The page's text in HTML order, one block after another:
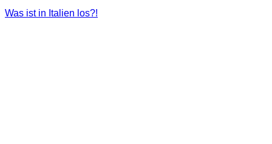
Was ist in Italien los?!